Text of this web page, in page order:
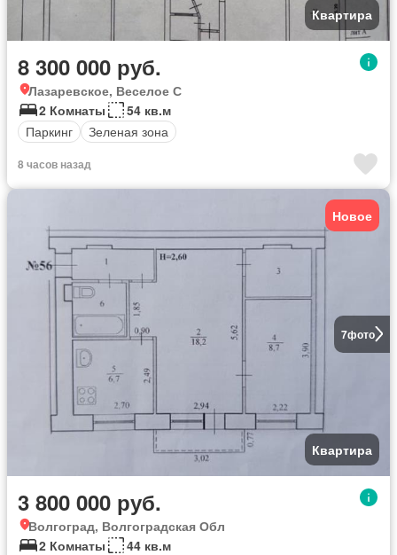
Квартира
8 300 000 руб.
Лазаревское, Веселое С
2 Комнаты
54 кв.м
Паркинг
Зеленая зона
8 часов назад
7фото
Новое
Квартира
3 800 000 руб.
Волгоград, Волгоградская Обл
2 Комнаты
44 кв.м